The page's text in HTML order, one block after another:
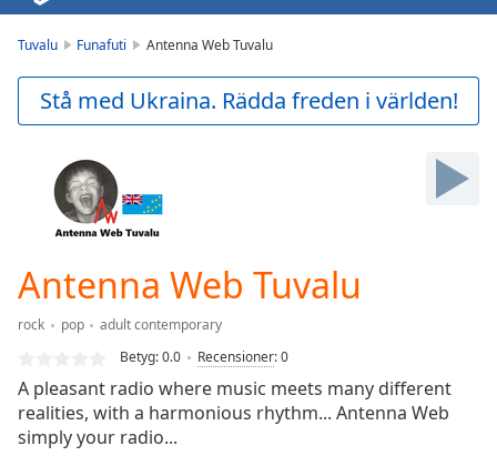
Player
Play
Video
Backward
Current
Time 0:00
Duration
0.00%
Stream
TypeLIVE
Tuvalu Funafuti Antenna Web Tuvalu
Stå med Ukraina. Rädda freden i världen!
Antenna Web Tuvalu
rock pop
adult contemporary
Betyg:0.0 Recensioner:0
A pleasant radio where music meets many different
realities, with a harmonious rhythm... Antenna Web
simply your radio...